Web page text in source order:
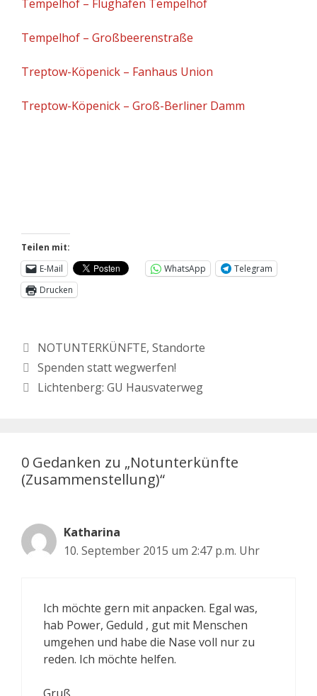
Tempelhof – Flughafen Tempelhof
Tempelhof – Großbeerenstraße
Treptow-Köpenick – Fanhaus Union
Treptow-Köpenick – Groß-Berliner Damm
Teilen mit:
E-Mail
WhatsApp
Telegram
Drucken
NOTUNTERKÜNFTE, Standorte
Spenden statt wegwerfen!
Lichtenberg: GU Hausvaterweg
0 Gedanken zu „Notunterkünfte
(Zusammenstellung)“
Katharina
10. September 2015 um 2:47 p.m. Uhr
Ich möchte gern mit anpacken. Egal was,
hab Power, Geduld , gut mit Menschen
umgehen und habe die Nase voll nur zu
reden. Ich möchte helfen.